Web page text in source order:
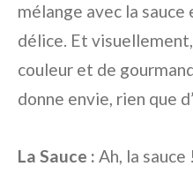
mélange avec la sauce
délice. Et
couleur et de
donne envie, rien que
La Sauce : Ah, la sauce